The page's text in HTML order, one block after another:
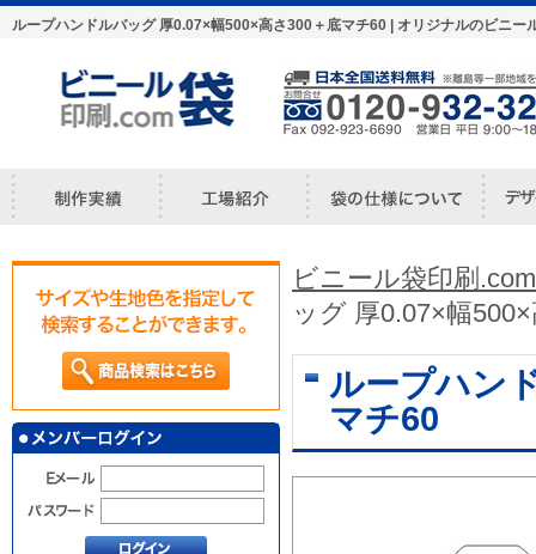
ループハンドルバッグ 厚0.07×幅500×高さ300＋底マチ60 | オリジナルのビニ
ビニール袋印刷
ッグ 厚0.07×幅
ループハン
マチ60